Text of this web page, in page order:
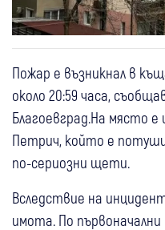
Пожар е възникнал в
около 20:59 часа,
Благоевград.На място
Петрич, който е
по-сериозни щети.
Вследствие на
имота. По